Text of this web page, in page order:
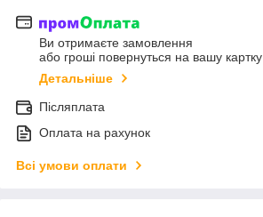
Ви отримаєте замовлення
або гроші повернуться на вашу картку
Детальніше
Післяплата
Оплата на рахунок
Всі умови оплати